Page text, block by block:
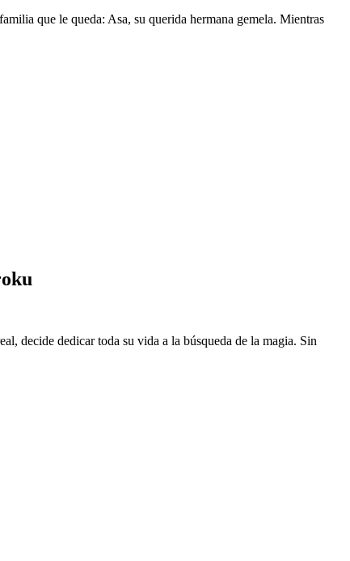
que le queda: Asa, su querida hermana gemela. Mientras
decide dedicar toda su vida a la búsqueda de la magia. Sin